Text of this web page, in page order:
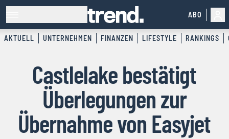
ABO
AKTUELL UNTERNEHMEN FINANZEN LIFESTYLE RANKINGS
Castlelake bestätigt
Überlegungen zur
Übernahme von Easyjet